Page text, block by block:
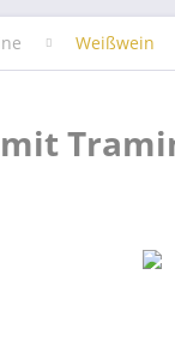
Weißwein